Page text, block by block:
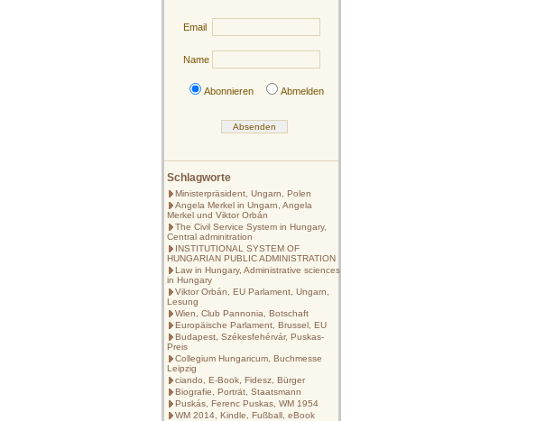
Email
Name
Abonnieren Abmelden
Schlagworte
Ministerpräsident, Ungarn, Polen
Angela Merkel in Ungarn, Angela
Merkel und Viktor Orbán
The Civil Service System in Hungary,
Central adminitration
INSTITUTIONAL SYSTEM OF
HUNGARIAN PUBLIC ADMINISTRATION
Law in Hungary, Administrative sciences
in Hungary
Viktor Orbán, EU Parlament, Ungarn,
Lesung
Wien, Club Pannonia, Botschaft
Europäische Parlament, Brussel, EU
Budapest, Székesfehérvár, Puskas-
Preis
Collegium Hungaricum, Buchmesse
Leipzig
ciando, E-Book, Fidesz, Bürger
Biografie, Porträt, Staatsmann
Puskás, Ferenc Puskas, WM 1954
WM 2014, Kindle, Fußball, eBook